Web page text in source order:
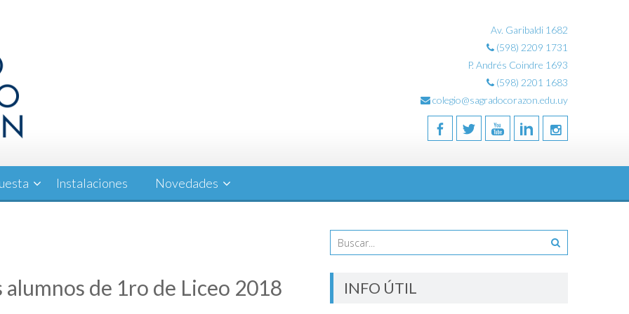
Av. Garibaldi 1682
(598) 2209 1731
P. Andrés Coindre 1693
(598) 2201 1683
colegio@sagradocorazon.edu.uy
Instalaciones Novedades
alumnos de 1ro de Liceo 2018
INFO ÚTIL